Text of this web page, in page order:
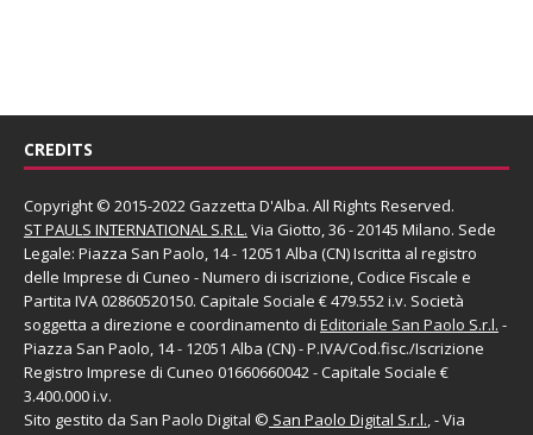
CREDITS
Copyright © 2015-2022 Gazzetta D'Alba. All Rights Reserved.
ST PAULS INTERNATIONAL S.R.L. Via Giotto, 36 - 20145 Milano. Sede
Legale: Piazza San Paolo, 14 - 12051 Alba (CN) Iscritta al registro
delle Imprese di Cuneo - Numero di iscrizione, Codice Fiscale e
Partita IVA 02860520150. Capitale Sociale € 479.552 i.v. Società
soggetta a direzione e coordinamento di Editoriale San Paolo S.r.l. -
Piazza San Paolo, 14 - 12051 Alba (CN) - P.IVA/Cod.fisc./Iscrizione
Registro Imprese di Cuneo 01660660042 - Capitale Sociale €
3.400.000 i.v.
Sito gestito da San Paolo Digital © San Paolo Digital S.r.l., - Via